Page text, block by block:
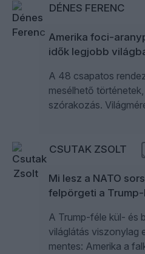
DÉNES FERENC
Amerika foci-
idők legjobb
A 48 csapatos
mesélhető
szórakozás.
CSUTAK ZSOLT
Mi lesz a NATO
felpörgeti a
A Trump-féle kül- és
világlátás viszonylag
mentes: Amerika a